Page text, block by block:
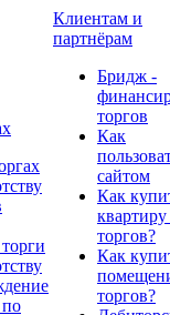
по
Клиентам и
партнёрам
Бридж -
торгов
Как
сайтом
Как
квартиру
торгов?
Как
торгов?